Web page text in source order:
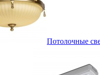
Потолочные